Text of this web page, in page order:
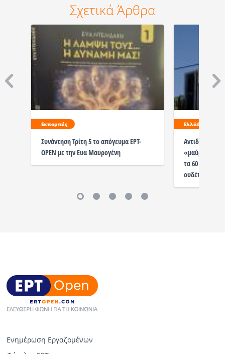
Σχετικά Άρθρα
Εκπομπές
Συνάντηση Τρίτη 5 το απόγευμα ΕΡΤ-
OPEN με την Ευα Μαυρογένη
Ελλάδα
Αντιδράσεις
«μαύρου» της
τα 60 χρόνια:
ουδέτερο
Ενημέρωση Εργαζομένων